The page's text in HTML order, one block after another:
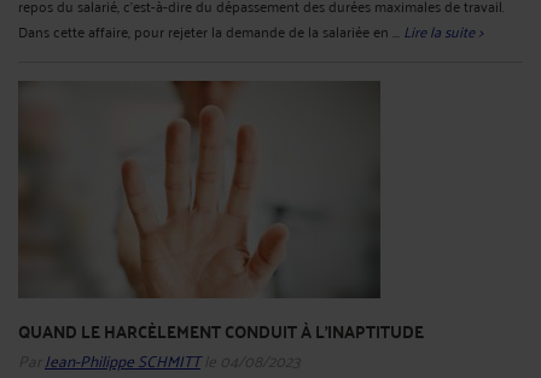
repos du salarié, c’est-à-dire du dépassement des durées maximales de travail.
Dans cette affaire, pour rejeter la demande de la salariée en ... Lire la suite >
QUAND LE HARCÈLEMENT CONDUIT À L'INAPTITUDE
Par Jean-Philippe SCHMITTle 04/08/2023